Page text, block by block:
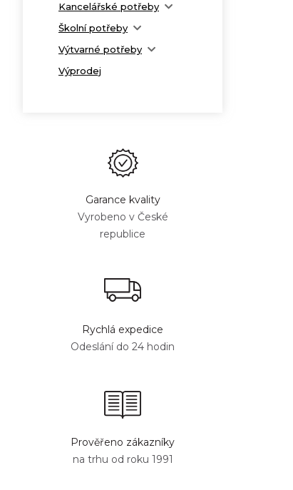
Kancelářské potřeby
Školní potřeby
Výtvarné potřeby
Výprodej
Garance kvality
Vyrobeno v České
republice
Rychlá expedice
Odeslání do 24 hodin
Prověřeno zákazníky
na trhu od roku 1991